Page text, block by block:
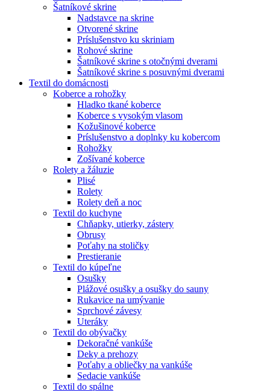
Šatníkové skrine
Nadstavce na skrine
Otvorené skrine
Príslušenstvo ku skriniam
Rohové skrine
Šatníkové skrine s otočnými dverami
Šatníkové skrine s posuvnými dverami
Textil do domácnosti
Koberce a rohožky
Hladko tkané koberce
Koberce s vysokým vlasom
Kožušinové koberce
Príslušenstvo a doplnky ku kobercom
Rohožky
Zošívané koberce
Rolety a žáluzie
Plisé
Rolety
Rolety deň a noc
Textil do kuchyne
Chňapky, utierky, zástery
Obrusy
Poťahy na stoličky
Prestieranie
Textil do kúpeľne
Osušky
Plážové osušky a osušky do sauny
Rukavice na umývanie
Sprchové závesy
Uteráky
Textil do obývačky
Dekoračné vankúše
Deky a prehozy
Poťahy a obliečky na vankúše
Sedacie vankúše
Textil do spálne